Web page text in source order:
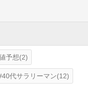
予想(2)
40代サラリーマン(12)